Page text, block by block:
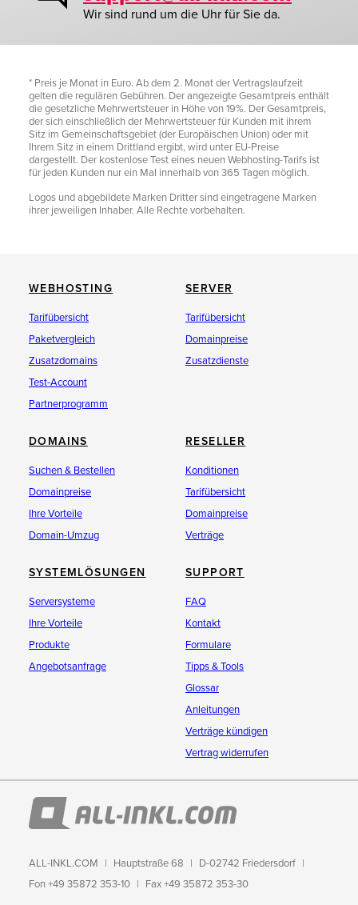
Wir sind rund um die Uhr für Sie da.
* Preis je Monat in Euro. Ab dem 2. Monat der Vertragslaufzeit
gelten die regulären Gebühren. Der angezeigte Gesamtpreis enthält
die gesetzliche Mehrwertsteuer in Höhe von 19%. Der Gesamtpreis,
der sich einschließlich der Mehrwertsteuer für Kunden mit ihrem
Sitz im Gemeinschaftsgebiet (der Europäischen Union) oder mit
Ihrem Sitz in einem Drittland ergibt, wird unter EU-Preise
dargestellt. Der kostenlose Test eines neuen Webhosting-Tarifs ist
für jeden Kunden nur ein Mal innerhalb von 365 Tagen möglich.
Logos und abgebildete Marken Dritter sind eingetragene Marken
ihrer jeweiligen Inhaber. Alle Rechte vorbehalten.
WEBHOSTING
Tarifübersicht
Paketvergleich
Zusatzdomains
Test-Account
Partnerprogramm
SERVER
Tarifübersicht
Domainpreise
Zusatzdienste
DOMAINS
Suchen & Bestellen
Domainpreise
Ihre Vorteile
Domain-Umzug
RESELLER
Konditionen
Tarifübersicht
Domainpreise
Verträge
SYSTEMLÖSUNGEN
Serversysteme
Ihre Vorteile
Produkte
Angebotsanfrage
SUPPORT
FAQ
Kontakt
Formulare
Tipps & Tools
Glossar
Anleitungen
Verträge kündigen
Vertrag widerrufen
ALL-INKL.COM Hauptstraße 68
D-02742 Friedersdorf
Fon +49 35872 353-10
Fax +49 35872 353-30